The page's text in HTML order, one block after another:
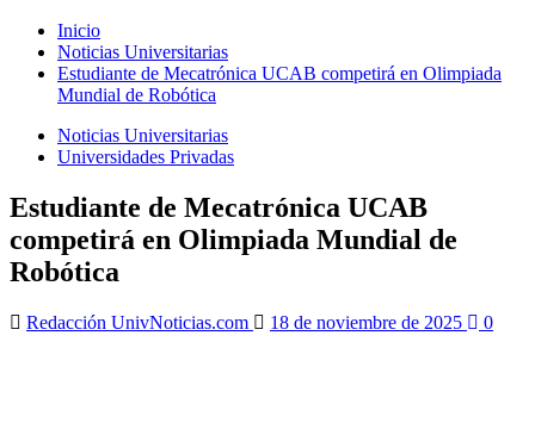
Inicio
Noticias Universitarias
Estudiante de Mecatrónica UCAB competirá en Olimpiada
Mundial de Robótica
Noticias Universitarias
Universidades Privadas
Estudiante de Mecatrónica UCAB
competirá en Olimpiada Mundial de
Robótica
Redacción UnivNoticias.com 18 de noviembre de 2025 0